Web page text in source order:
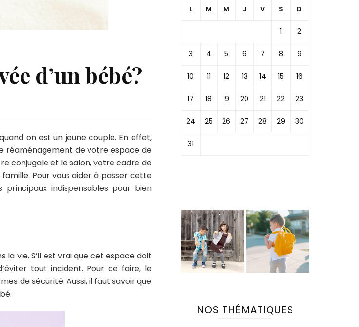
d’un bébé?
on est un jeune couple. En effet,
réaménagement de votre espace de
conjugale et le salon, votre cadre de
Pour vous aider à passer cette
indispensables pour bien
la vie. S’il est vrai que cetespace doit
tout incident. Pour ce faire, le
de sécurité. Aussi, il faut savoir que
L M M J V S D
1 2
3 4 5 6 7 8 9
10 11 12 13 14 15 16
17 18 19 20 21 22 23
24 25 26 27 28 29 30
31
NOS THÉMATIQUES